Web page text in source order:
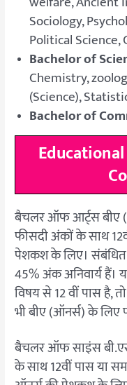
Sociology,
Political
Bachelor of
Chemistry,
(Science),
Bachelor of
बैचलर ऑफ आर्ट्स बीए
फीसदी अंकों के साथ
पेशकश के लिए।
45% अंक अनिवार्य हैं।
विषय से 12 वीं पास है,
भी बीए (ऑनर्स) के लिए
बैचलर ऑफ साइंस
के साथ 12वीं पास या